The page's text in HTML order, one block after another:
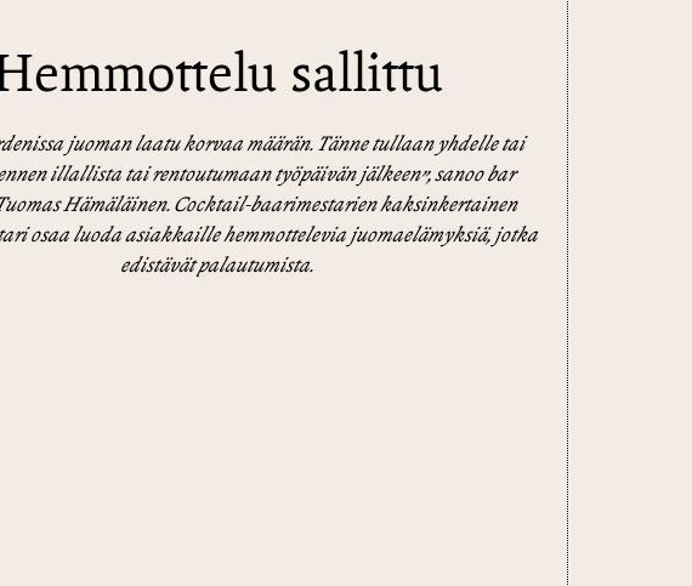
sallittu
juoman laatu korvaa määrän. Tänne tullaan yhdelle tai
illallista tai rentoutumaan työpäivän jälkeen”, sanoo bar
Hämäläinen. Cocktail-baarimestarien kaksinkertainen
osaa luoda asiakkaille hemmottelevia juomaelämyksiä, jotka
edistävät palautumista.